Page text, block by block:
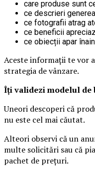
care produse sunt
ce descrieri
ce fotografii atrag
ce beneficii
ce obiecții apar
Aceste informații te vor
strategia de vânzare.
Îți validezi modelul de
Uneori descoperi că
nu este cel mai căutat.
Alteori observi că un
multe solicitări sau că
pachet de prețuri.